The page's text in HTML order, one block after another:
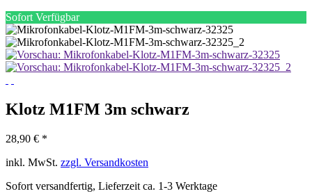
Sofort Verfügbar
Klotz M1FM 3m schwarz
28,90 € *
inkl. MwSt. zzgl. Versandkosten
Sofort versandfertig, Lieferzeit ca. 1-3 Werktage